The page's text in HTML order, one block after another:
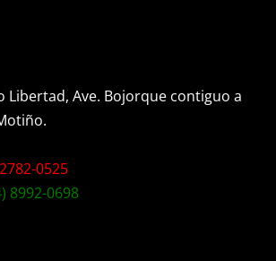
Libertad, Ave. Bojorque contiguo a
0525
8992-0698